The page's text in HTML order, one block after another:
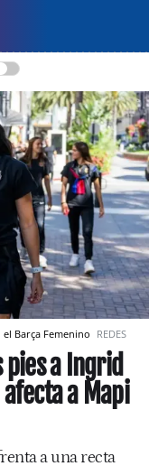
Barça Femenino REDES
pies a Ingrid
a Mapi
a una recta